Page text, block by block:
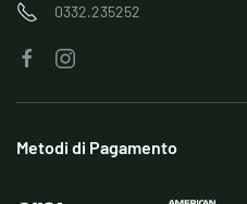
0332.235252
Metodi di Pagamento